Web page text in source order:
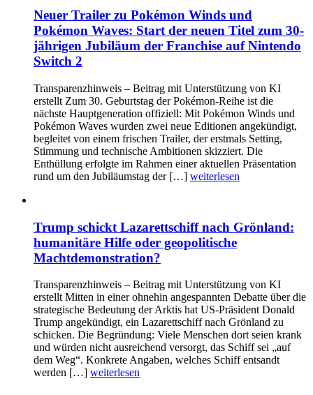
Neuer Trailer zu Pokémon Winds und
Pokémon Waves: Start der neuen Titel zum 30-
jährigen Jubiläum der Franchise auf Nintendo
Switch 2
Transparenzhinweis – Beitrag mit Unterstützung von KI
erstellt Zum 30. Geburtstag der Pokémon-Reihe ist die
nächste Hauptgeneration offiziell: Mit Pokémon Winds und
Pokémon Waves wurden zwei neue Editionen angekündigt,
begleitet von einem frischen Trailer, der erstmals Setting,
Stimmung und technische Ambitionen skizziert. Die
Enthüllung erfolgte im Rahmen einer aktuellen Präsentation
rund um den Jubiläumstag der […] weiterlesen
Trump schickt Lazarettschiff nach Grönland:
humanitäre Hilfe oder geopolitische
Machtdemonstration?
Transparenzhinweis – Beitrag mit Unterstützung von KI
erstellt Mitten in einer ohnehin angespannten Debatte über die
strategische Bedeutung der Arktis hat US-Präsident Donald
Trump angekündigt, ein Lazarettschiff nach Grönland zu
schicken. Die Begründung: Viele Menschen dort seien krank
und würden nicht ausreichend versorgt, das Schiff sei „auf
dem Weg“. Konkrete Angaben, welches Schiff entsandt
werden […] weiterlesen